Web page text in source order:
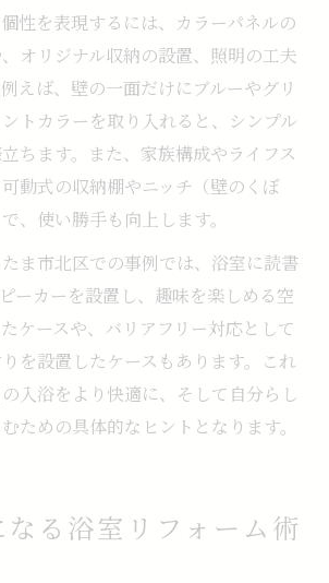
性を表現するには、カラーパネルの
オリジナル収納の設置、照明の工夫
えば、壁の一面だけにブルーやグリ
トカラーを取り入れると、シンプル
ちます。また、家族構成やライフス
動式の収納棚やニッチ（壁のくぼ
、使い勝手も向上します。
ま市北区での事例では、浴室に読書
ーカーを設置し、趣味を楽しめる空
ケースや、バリアフリー対応として
を設置したケースもあります。これ
入浴をより快適に、そして自分らし
ための具体的なヒントとなります。
る浴室リフォーム術